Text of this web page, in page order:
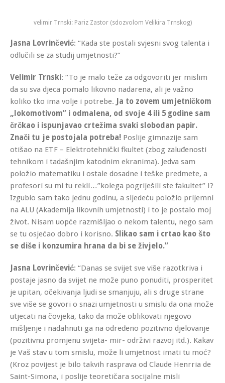
velimir Trnski: Pariz Zastor (sdozvolom Velikira Trnskog)
Jasna Lovrinčević: “Kada ste postali svjesni svog talenta i
odlučili se za studij umjetnosti?”
Velimir Trnski: “To je malo teže za odgovoriti jer mislim
da su sva djeca pomalo likovno nadarena, ali je važno
koliko tko ima volje i potrebe. Ja to zovem umjetničkom
„lokomotivom” i odmalena, od svoje 4 ili 5 godine sam
črčkao i ispunjavao crtežima svaki slobodan papir.
Znači tu je postojala potreba! Poslije gimnazije sam
otišao na ETF – Elektrotehnički fkultet (zbog zaluđenosti
tehnikom i tadašnjim katodnim ekranima). Jedva sam
položio matematiku i ostale dosadne i teške predmete, a
profesori su mi tu rekli…”kolega pogriješili ste fakultet” !?
Izgubio sam tako jednu godinu, a sljedeću položio prijemni
na ALU (Akademija likovnih umjetnosti) i to je postalo moj
život. Nisam uopće razmišljao o nekom talentu, nego sam
se tu osjećao dobro i korisno. Slikao sam i crtao kao što
se diše i konzumira hrana da bi se živjelo.”
Jasna Lovrinčević: “Danas se svijet sve više razotkriva i
postaje jasno da svijet ne može puno ponuditi, prosperitet
je upitan, očekivanja ljudi se smanjuju, ali s druge strane
sve više se govori o snazi umjetnosti u smislu da ona može
utjecati na čovjeka, tako da može oblikovati njegovo
mišljenje i nadahnuti ga na određeno pozitivno djelovanje
(pozitivnu promjenu svijeta- mir- održivi razvoj itd.). Kakav
je Vaš stav u tom smislu, može li umjetnost imati tu moć?
(Kroz povijest je bilo takvih rasprava od Claude Henrria de
Saint-Simona, i poslije teoretičara socijalne misli